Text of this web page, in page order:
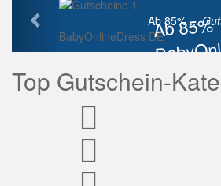
Ab 85%
Rabatt
Ab 85% ...
BabyOnlineDress DE
Top Gutschein-